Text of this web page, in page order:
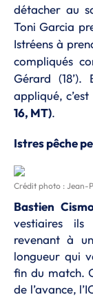
détacher au
Toni Garcia
Istréens à
compliqués
Gérard (18’).
appliqué,
16, MT).
Istres pêche
Crédit photo : Jean-
Bastien
vestiaires
revenant à
longueur qui
fin du match.
de l’avance,